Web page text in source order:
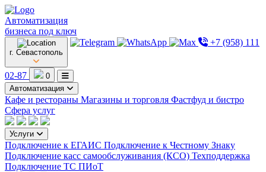
Автоматизация
бизнеса под ключ
г. Севастополь
+7 (958) 111
02-87
0
Автоматизация
Кафе и рестораны Магазины и торговля Фастфуд и бистро
Сфера услуг
Услуги
Подключение к ЕГАИС Подключение к Честному Знаку
Подключение касс самообслуживания (КСО) Техподдержка
Подключение ТС ПИоТ